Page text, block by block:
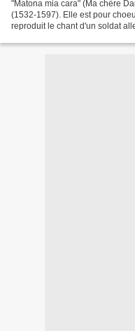
"Matona mia cara" (Ma chère
(1532-1597). Elle est pour
reproduit le chant d'un soldat